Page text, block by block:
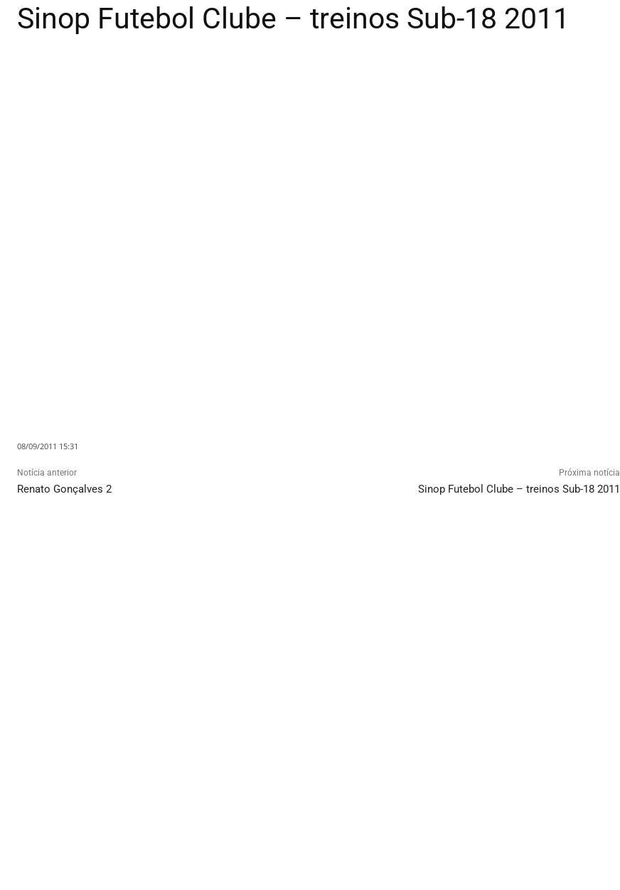
Sinop Futebol Clube – treinos Sub-18 2011
08/09/2011 15:31
Notícia anterior
Renato Gonçalves 2
Próxima notícia
Sinop Futebol Clube – treinos Sub-18 2011